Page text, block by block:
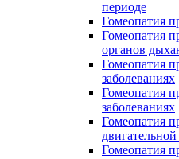
периоде
Гомеопатия
Гомеопатия
органов
Гомеопатия
заболеваниях
Гомеопатия
заболеваниях
Гомеопатия
Гомеопатия